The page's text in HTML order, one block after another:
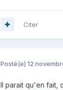
Citer
Posté(e) 12
Il parait qu'en fait,